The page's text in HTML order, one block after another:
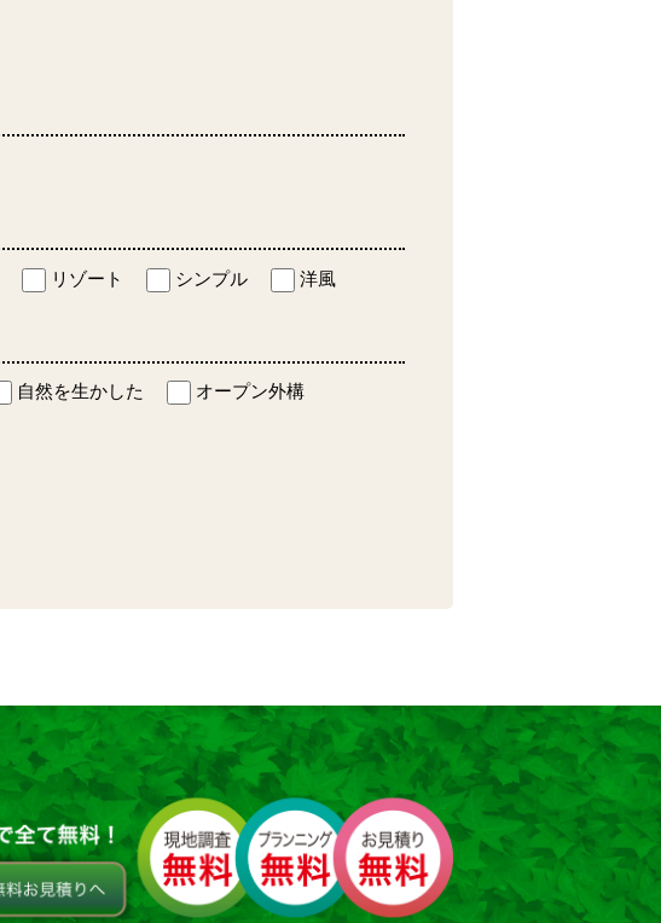
リゾート シンプル 洋風
自然を生かした
オープン外構